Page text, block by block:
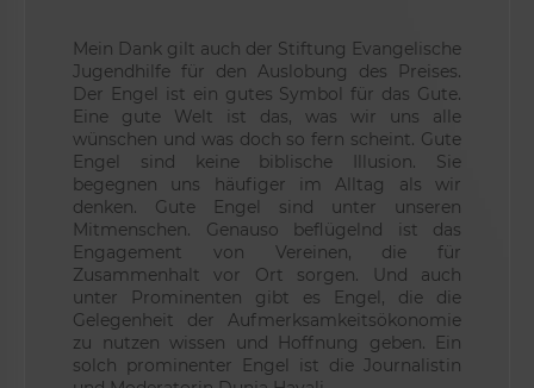
Mein Dank gilt auch der Stiftung Evangelische
Jugendhilfe für den Auslobung des Preises.
Der Engel ist ein gutes Symbol für das Gute.
Eine gute Welt ist das, was wir uns alle
wünschen und was doch so fern scheint. Gute
Engel sind keine biblische Illusion. Sie
begegnen uns häufiger im Alltag als wir
denken. Gute Engel sind unter unseren
Mitmenschen. Genauso beflügelnd ist das
Engagement von Vereinen, die für
Zusammenhalt vor Ort sorgen. Und auch
unter Prominenten gibt es Engel, die die
Gelegenheit der Aufmerksamkeitsökonomie
zu nutzen wissen und Hoffnung geben. Ein
solch prominenter Engel ist die Journalistin